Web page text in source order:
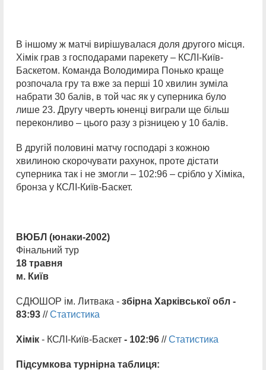
В іншому ж матчі вирішувалася доля другого місця.
Хімік грав з господарами парекету – КСЛІ-Київ-
Баскетом. Команда Володимира Понько краще
розпочала гру та вже за перші 10 хвилин зуміла
набрати 30 балів, в той час як у суперника було
лише 23. Другу чверть юненці виграли ще більш
переконливо – цього разу з різницею у 10 балів.
В другій половині матчу господарі з кожною
хвилиною скорочувати рахунок, проте дістати
суперника так і не змогли – 102:96 – срібло у Хіміка,
бронза у КСЛІ-Київ-Баскет.
ВЮБЛ (юнаки-2002)
Фінальний тур
18 травня
м. Київ
СДЮШОР ім. Литвака - збірна Харківської обл -
83:93 //Статистика
Хімік - КСЛІ-Київ-Баскет - 102:96 //Статистика
Підсумкова турнірна таблиця: